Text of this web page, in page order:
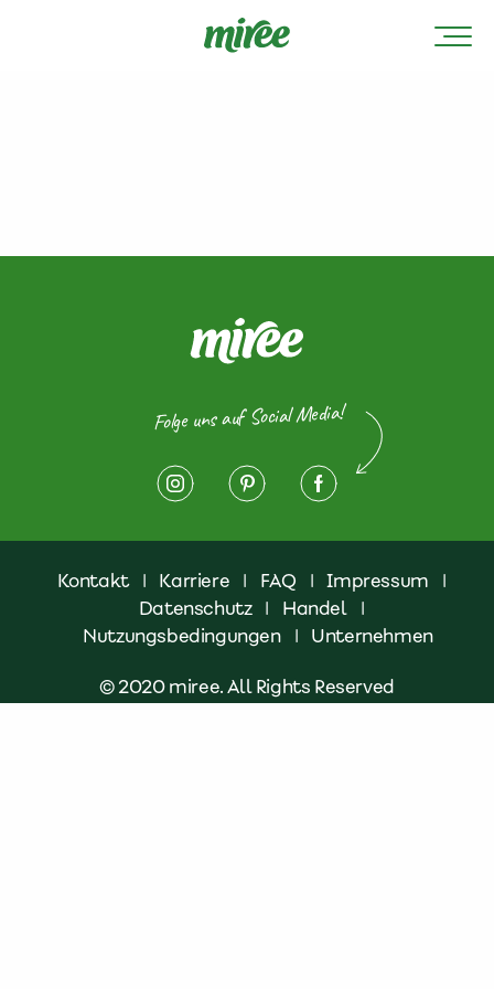
Folge uns auf Social Media!
Kontakt | Karriere | FAQ | Impressum
|
Datenschutz | Handel
|
Nutzungsbedingungen
| Unternehmen
© 2020 miree. All Rights Reserved